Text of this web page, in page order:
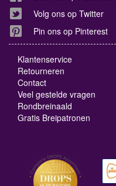
Volg ons op Twitter
Pin ons op Pinterest
Klantenservice
Retourneren
Contact
Veel gestelde vragen
Rondbreinaald
Gratis Breipatronen